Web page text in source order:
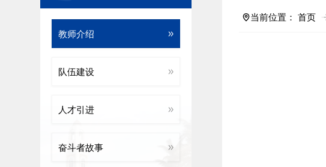
教师介绍
队伍建设
人才引进
奋斗者故事
当前位置：首页